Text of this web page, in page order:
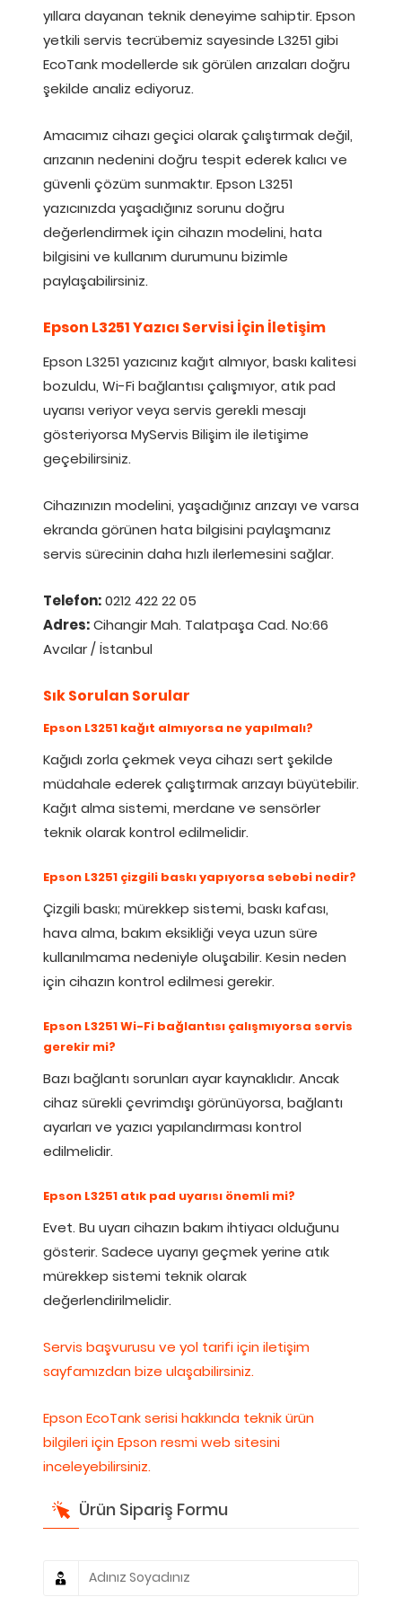
yıllara dayanan teknik deneyime sahiptir. Epson
yetkili servis tecrübemiz sayesinde L3251 gibi
EcoTank modellerde sık görülen arızaları doğru
şekilde analiz ediyoruz.
Amacımız cihazı geçici olarak çalıştırmak değil,
arızanın nedenini doğru tespit ederek kalıcı ve
güvenli çözüm sunmaktır. Epson L3251
yazıcınızda yaşadığınız sorunu doğru
değerlendirmek için cihazın modelini, hata
bilgisini ve kullanım durumunu bizimle
paylaşabilirsiniz.
Epson L3251 Yazıcı Servisi İçin İletişim
Epson L3251 yazıcınız kağıt almıyor, baskı kalitesi
bozuldu, Wi-Fi bağlantısı çalışmıyor, atık pad
uyarısı veriyor veya servis gerekli mesajı
gösteriyorsa MyServis Bilişim ile iletişime
geçebilirsiniz.
Cihazınızın modelini, yaşadığınız arızayı ve varsa
ekranda görünen hata bilgisini paylaşmanız
servis sürecinin daha hızlı ilerlemesini sağlar.
Telefon:0212 422 22 05
Adres:Cihangir Mah. Talatpaşa Cad. No:66
Avcılar / İstanbul
Sık Sorulan Sorular
Epson L3251 kağıt almıyorsa ne yapılmalı?
Kağıdı zorla çekmek veya cihazı sert şekilde
müdahale ederek çalıştırmak arızayı büyütebilir.
Kağıt alma sistemi, merdane ve sensörler
teknik olarak kontrol edilmelidir.
Epson L3251 çizgili baskı yapıyorsa sebebi nedir?
Çizgili baskı; mürekkep sistemi, baskı kafası,
hava alma, bakım eksikliği veya uzun süre
kullanılmama nedeniyle oluşabilir. Kesin neden
için cihazın kontrol edilmesi gerekir.
Epson L3251 Wi-Fi bağlantısı çalışmıyorsa servis
gerekir mi?
Bazı bağlantı sorunları ayar kaynaklıdır. Ancak
cihaz sürekli çevrimdışı görünüyorsa, bağlantı
ayarları ve yazıcı yapılandırması kontrol
edilmelidir.
Epson L3251 atık pad uyarısı önemli mi?
Evet. Bu uyarı cihazın bakım ihtiyacı olduğunu
gösterir. Sadece uyarıyı geçmek yerine atık
mürekkep sistemi teknik olarak
değerlendirilmelidir.
Servis başvurusu ve yol tarifi için iletişim
sayfamızdan bize ulaşabilirsiniz.
Epson EcoTank serisi hakkında teknik ürün
bilgileri için Epson resmi web sitesini
inceleyebilirsiniz.
Ürün Sipariş Formu